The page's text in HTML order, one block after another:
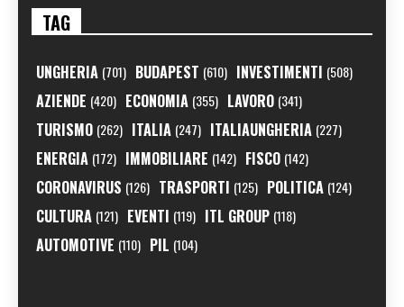
TAG
UNGHERIA (701) BUDAPEST (610) INVESTIMENTI (508)
AZIENDE (420) ECONOMIA (355) LAVORO (341)
TURISMO (262) ITALIA (247) ITALIAUNGHERIA (227)
ENERGIA (172) IMMOBILIARE (142) FISCO (142)
CORONAVIRUS (126) TRASPORTI (125) POLITICA (124)
CULTURA (121) EVENTI (119) ITL GROUP (118)
AUTOMOTIVE (110) PIL (104)